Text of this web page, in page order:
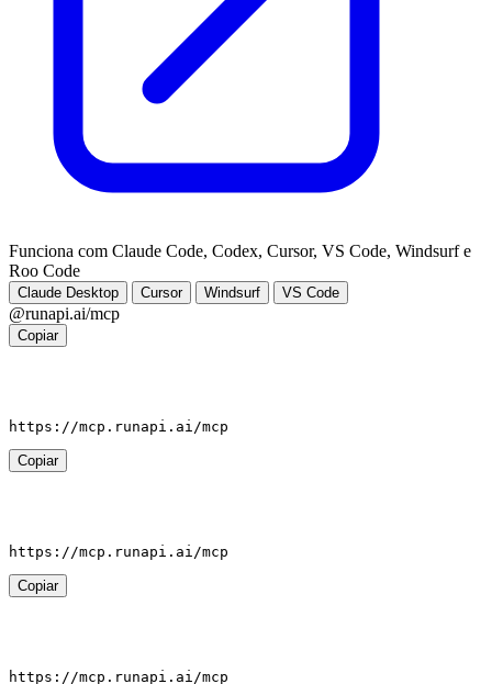
Funciona com Claude Code, Codex, Cursor, VS Code, Windsurf e
Roo Code
Claude Desktop Cursor Windsurf VS Code
@runapi.ai/mcp
Copiar
https://mcp.runapi.ai/mcp
Copiar
https://mcp.runapi.ai/mcp
Copiar
https://mcp.runapi.ai/mcp